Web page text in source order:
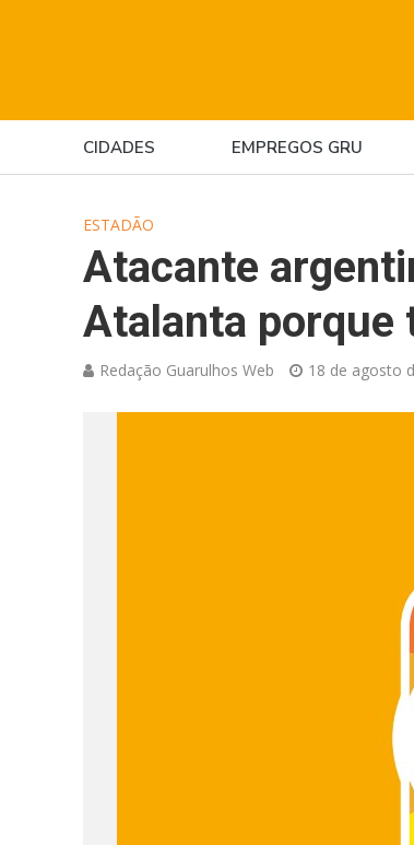
CIDADES EMPREGOS GRU
ESTADÃO
Atacante
Atalanta porque
Redação Guarulhos Web 18 de agosto